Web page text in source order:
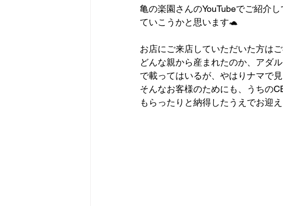
亀の楽園さんのYouTubeでご紹介
ていこうかと思います🐢
お店にご来店していただいた方は
どんな親から産まれたのか、アダ
で載ってはいるが、やはりナマで
そんなお客様のためにも、うちの
もらったりと納得したうえでお迎